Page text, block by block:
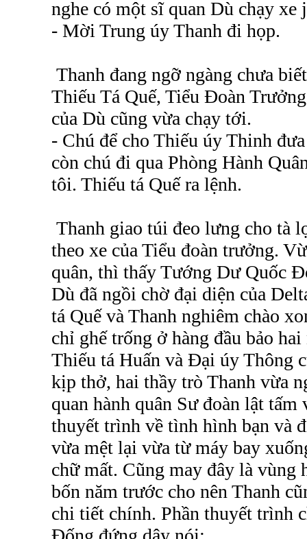
nghe có một sĩ quan Dù chạy
- Mời Trung úy Thanh đi họp.
Thanh đang ngỡ ngàng chưa
Thiếu Tá Quế, Tiểu Đoàn
của Dù cũng vừa chạy tới.
- Chú để cho Thiếu úy Thinh
còn chú đi qua Phòng Hành
tôi. Thiếu tá Quế ra lệnh.
Thanh giao túi đeo lưng cho tà
theo xe của Tiểu đoàn trưởng.
quân, thì thấy Tướng Dư Quốc
Dù đã ngồi chờ đại diện của
tá Quế và Thanh nghiêm chào
chỉ ghế trống ở hàng đầu bảo
Thiếu tá Huấn và Đại úy Thông
kịp thở, hai thầy trò Thanh vừa
quan hành quân Sư đoàn lật tấm
thuyết trình về tình hình bạn và
vừa mệt lại vừa từ máy bay
chữ mất. Cũng may đây là vùng
bốn năm trước cho nên Thanh
chi tiết chính. Phần thuyết trình